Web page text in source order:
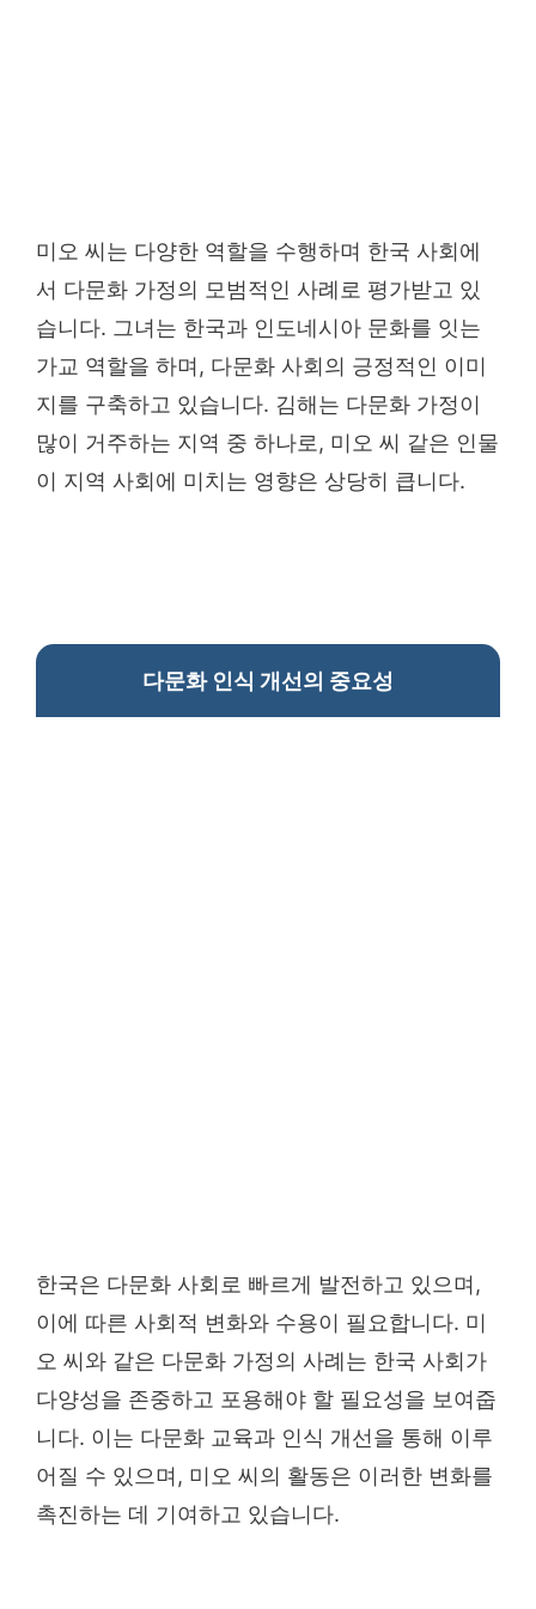
미오 씨는 다양한 역할을 수행하며 한국 사회에
서 다문화 가정의 모범적인 사례로 평가받고 있
습니다. 그녀는 한국과 인도네시아 문화를 잇는
가교 역할을 하며, 다문화 사회의 긍정적인 이미
지를 구축하고 있습니다. 김해는 다문화 가정이
많이 거주하는 지역 중 하나로, 미오 씨 같은 인물
이 지역 사회에 미치는 영향은 상당히 큽니다.
다문화 인식 개선의 중요성
한국은 다문화 사회로 빠르게 발전하고 있으며,
이에 따른 사회적 변화와 수용이 필요합니다. 미
오 씨와 같은 다문화 가정의 사례는 한국 사회가
다양성을 존중하고 포용해야 할 필요성을 보여줍
니다. 이는 다문화 교육과 인식 개선을 통해 이루
어질 수 있으며, 미오 씨의 활동은 이러한 변화를
촉진하는 데 기여하고 있습니다.